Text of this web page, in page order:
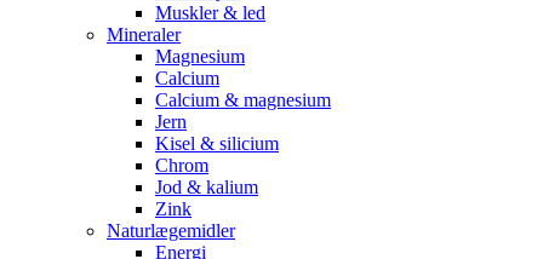
Muskler & led
Mineraler
Magnesium
Calcium
Calcium & magnesium
Jern
Kisel & silicium
Chrom
Jod & kalium
Zink
Naturlægemidler
Energi